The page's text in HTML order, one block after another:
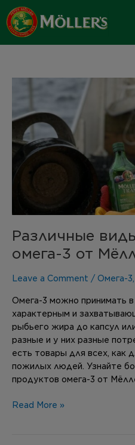
Skip
to
content
Различные
омега-3 от
Leave a Comment / Омега-3,
Омега-3 можно принимать
характерным и
рыбьего жира до капсул
разные и у них разные
есть товары для всех, как
пожилых людей. Узнайте
продуктов омега-3 от
продуктов
омега-3
Мёллер
Read More »